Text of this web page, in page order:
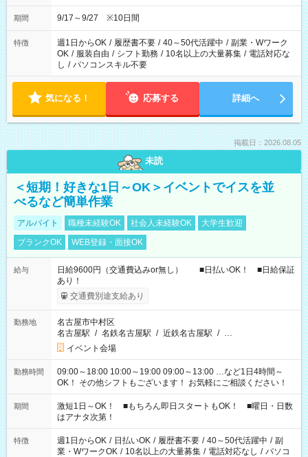
務もあります。 【休憩】60分+他休憩あり 交替で取得します。
安全面に配慮しこまめな休憩があります。
期間 9/17～9/27 ※10日間
特徴 週1日からOK / 履歴書不要 / 40～50代活躍中 / 副業・Wワーク
OK / 服装自由 / シフト勤務 / 10名以上の大量募集 / 電話対応な
し / パソコンスキル不要
気になる！ 応募する 詳細へ
掲載日：2026.08.05
未読
＜短期！好きな1日～OK＞イベントでイスを並
べるなど簡単作業
アルバイト 職種未経験OK 社会人未経験OK
大学生歓迎
ブランクOK
WEB登録・面接OK
給与
日給9600円（交通費込みor無し） ■日払いOK！ ■日給保証
あり！
交通費別途支給あり
勤務地
名古屋市中村区
名古屋駅 / 名鉄名古屋駅 / 近鉄名古屋駅 / …
イベント会場
勤務時間
09:00～18:00 10:00～19:00 09:00～13:00 …など1日4時間～
OK！ その他シフトもございます！ お気軽にご相談ください！
期間
激短1日～OK！ ■もちろん即日スタートもOK！ ■曜日・日数
はアナタ次第！
特徴 週1日からOK / 日払いOK / 履歴書不要 / 40～50代活躍中 / 副
業・WワークOK / 10名以上の大量募集 / 電話対応なし / パソコ